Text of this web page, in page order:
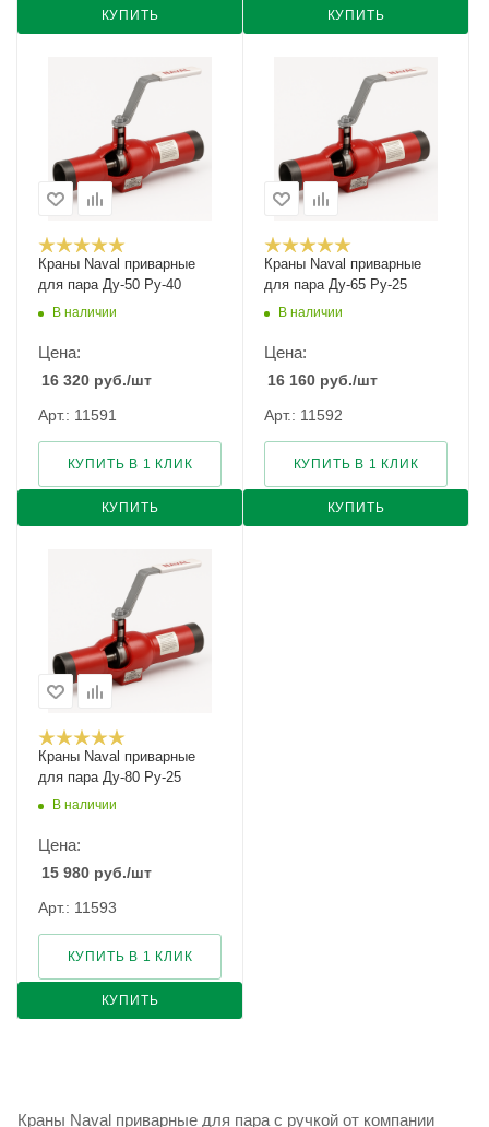
КУПИТЬ КУПИТЬ
Краны Naval приварные
для пара Ду-50 Ру-40
В наличии
Цена:
16 320 руб./шт
Арт.: 11591
КУПИТЬ
КУПИТЬ В 1 КЛИК
Краны Naval приварные
для пара Ду-65 Ру-25
В наличии
Цена:
16 160 руб./шт
Арт.: 11592
КУПИТЬ
КУПИТЬ В 1 КЛИК
Краны Naval приварные
для пара Ду-80 Ру-25
В наличии
Цена:
15 980 руб./шт
Арт.: 11593
КУПИТЬ
КУПИТЬ В 1 КЛИК
Краны Naval приварные для пара с ручкой от компании